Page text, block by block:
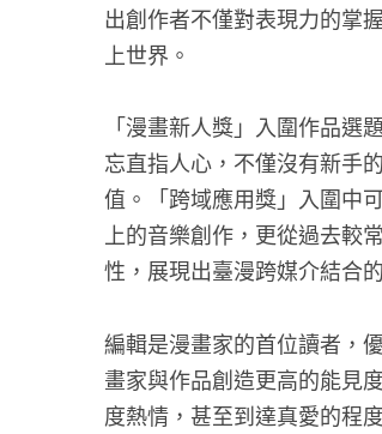
出創作者不僅對表現力的掌
上世界。
「漫畫新人獎」入圍作品
忘直指人心，不僅沒有新手
值。「跨域應用獎」入圍中
上的音樂創作，更從過去較
性，展現出臺漫跨媒介結合
編輯是漫畫家的首位讀者，
畫家與作品創造更高的能見
度熱情，甚至到達真愛的程